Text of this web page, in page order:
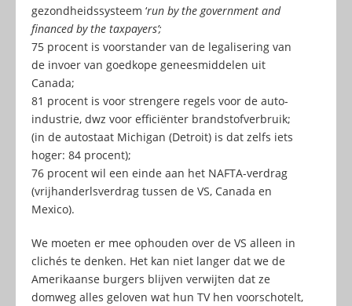
gezondheidssysteem ‘run by the government and
financed by the taxpayers’;
75 procent is voorstander van de legalisering van
de invoer van goedkope geneesmiddelen uit
Canada;
81 procent is voor strengere regels voor de auto-
industrie, dwz voor efficiënter brandstofverbruik;
(in de autostaat Michigan (Detroit) is dat zelfs iets
hoger: 84 procent);
76 procent wil een einde aan het NAFTA-verdrag
(vrijhanderlsverdrag tussen de VS, Canada en
Mexico).
We moeten er mee ophouden over de VS alleen in
clichés te denken. Het kan niet langer dat we de
Amerikaanse burgers blijven verwijten dat ze
domweg alles geloven wat hun TV hen voorschotelt,